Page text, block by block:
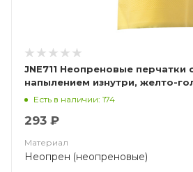
JNE711 Неопреновые перчатки
напылением изнутри, желто-
Есть в наличии: 174
293 ₽
Материал
Неопрен (неопреновые)